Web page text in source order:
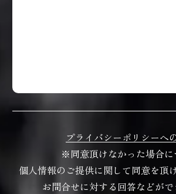
プライバシーポリシーへ
※同意頂けなかった場合に
個人情報のご提供に関して同意を頂
お問合せに対する回答などが